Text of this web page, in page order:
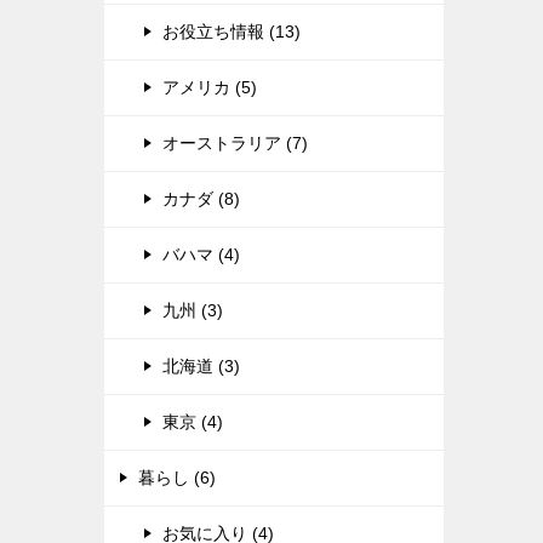
お役立ち情報 (13)
アメリカ (5)
オーストラリア (7)
カナダ (8)
バハマ (4)
九州 (3)
北海道 (3)
東京 (4)
暮らし (6)
お気に入り (4)